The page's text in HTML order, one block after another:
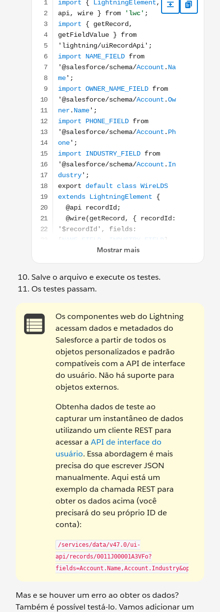
Salve o arquivo e execute os testes.
Os testes passam.
Os componentes web do Lightning
acessam dados e metadados do
Salesforce a partir de todos os
objetos personalizados e padrão
compatíveis com a API de interface
do usuário. Não há suporte para
objetos externos.
Obtenha dados de teste ao
capturar um instantâneo de dados
utilizando um cliente REST para
acessar a API de interface do
usuário. Essa abordagem é mais
precisa do que escrever JSON
manualmente. Aqui está um
exemplo da chamada REST para
obter os dados acima (você
precisará do seu próprio ID de
conta):
/services/data/v47.0/ui-
api/records/0011J00001A3VFo?
Mas e se houver um erro ao obter os dados?
Também é possível testá-lo. Vamos adicionar um